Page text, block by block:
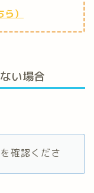
）
い場合
確認くださ